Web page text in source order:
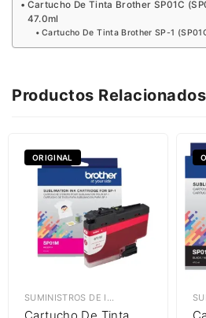
Cartucho De Tinta Brother SP01C
47.0ml
Cartucho De Tinta Brother SP-1
Productos
ORIGINAL
SUMINISTROS DE IMPRESIÓN TINTAS